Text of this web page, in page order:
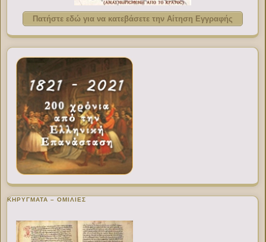
Πατήστε εδώ για να κατεβάσετε την Αίτηση Εγγραφής
ΚΗΡΥΓΜΑΤΑ – ΟΜΙΛΙΕΣ